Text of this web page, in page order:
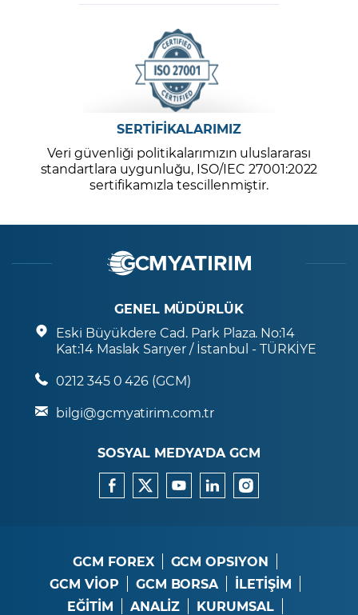
SERTİFİKALARIMIZ
Veri güvenliği politikalarımızın uluslararası
standartlara uygunluğu, ISO/IEC 27001:2022
sertifikamızla tescillenmiştir.
GENEL MÜDÜRLÜK
Eski Büyükdere Cad. Park Plaza. No:14
Kat:14 Maslak Sarıyer / İstanbul - TÜRKİYE
0212 345 0 426 (GCM)
bilgi@gcmyatirim.com.tr
SOSYAL MEDYA’DA GCM
GCM FOREX
GCM OPSIYON
GCM VİOP
GCM BORSA
İLETİŞİM
EĞİTİM
ANALİZ
KURUMSAL